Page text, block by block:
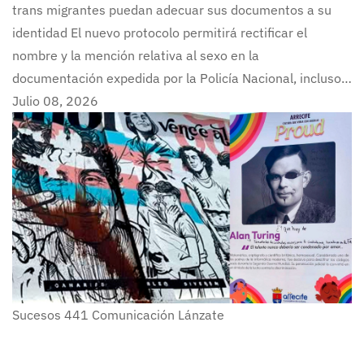
trans migrantes puedan adecuar sus documentos a su
identidad El nuevo protocolo permitirá rectificar el
nombre y la mención relativa al sexo en la
documentación expedida por la Policía Nacional, incluso…
Julio 08, 2026
Sucesos 441 Comunicación Lánzate